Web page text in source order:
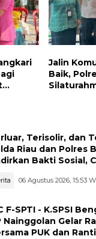
Jalin
Baik,
Terisolir, dan
Riau dan Polres
Bakti Sosial,
06 Agustus 2026, 15:53
F-SPTI - K.SPSI
Nainggolan Gelar
PUK dan